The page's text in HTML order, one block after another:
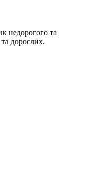
недорогого та
дорослих.